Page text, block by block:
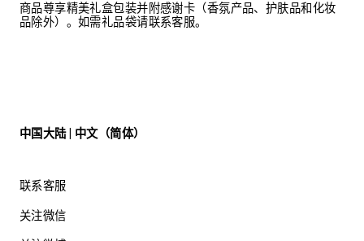
商品尊享精美礼盒包装并附感谢卡（香氛产品、护肤品和化妆
品除外）。如需礼品袋请联系客服。
中国大陆 | 中文（简体）
联系客服
关注微信